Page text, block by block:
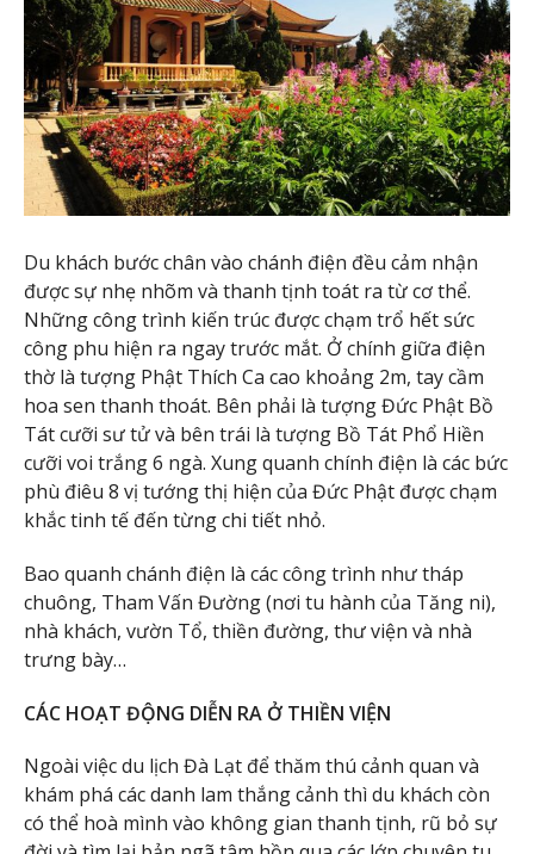
Du khách bước chân vào chánh điện đều cảm nhận
được sự nhẹ nhõm và thanh tịnh toát ra từ cơ thể.
Những công trình kiến trúc được chạm trổ hết sức
công phu hiện ra ngay trước mắt. Ở chính giữa điện
thờ là tượng Phật Thích Ca cao khoảng 2m, tay cầm
hoa sen thanh thoát. Bên phải là tượng Đức Phật Bồ
Tát cưỡi sư tử và bên trái là tượng Bồ Tát Phổ Hiền
cưỡi voi trắng 6 ngà. Xung quanh chính điện là các bức
phù điêu 8 vị tướng thị hiện của Đức Phật được chạm
khắc tinh tế đến từng chi tiết nhỏ.
Bao quanh chánh điện là các công trình như tháp
chuông, Tham Vấn Đường (nơi tu hành của Tăng ni),
nhà khách, vườn Tổ, thiền đường, thư viện và nhà
trưng bày…
CÁC HOẠT ĐỘNG DIỄN RA Ở THIỀN VIỆN
Ngoài việc du lịch Đà Lạt để thăm thú cảnh quan và
khám phá các danh lam thắng cảnh thì du khách còn
có thể hoà mình vào không gian thanh tịnh, rũ bỏ sự